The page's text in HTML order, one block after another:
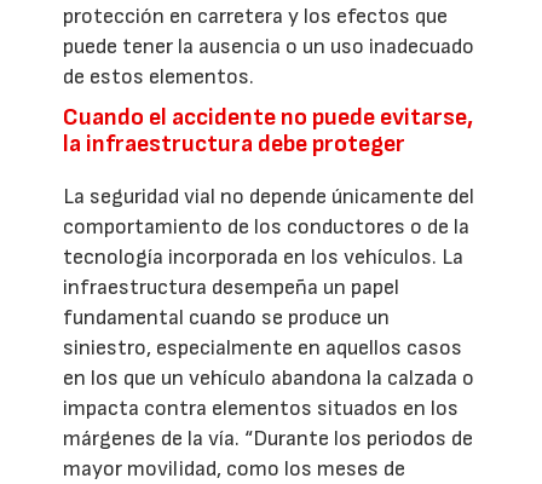
protección en carretera y los efectos que
puede tener la ausencia o un uso inadecuado
de estos elementos.
Cuando el accidente no puede evitarse,
la infraestructura debe proteger
La seguridad vial no depende únicamente del
comportamiento de los conductores o de la
tecnología incorporada en los vehículos. La
infraestructura desempeña un papel
fundamental cuando se produce un
siniestro, especialmente en aquellos casos
en los que un vehículo abandona la calzada o
impacta contra elementos situados en los
márgenes de la vía. “Durante los periodos de
mayor movilidad, como los meses de